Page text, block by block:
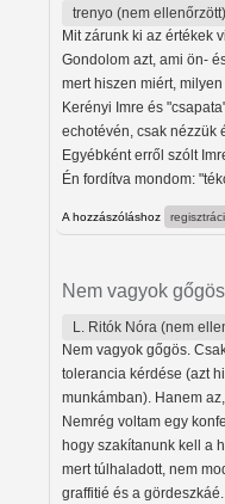
trenyo (nem ellenőrzött)
Mit zárunk ki az értékek
Gondolom azt, ami ön-
mert hiszen miért,
Kerényi Imre és
echotévén, csak nézzük
Egyébként erről szólt
Én fordítva mondom:
A hozzászóláshoz
Nem vagyok
L. Ritók Nóra (nem
Nem vagyok gőgös.
tolerancia kérdése (azt
munkámban). Hanem
Nemrég voltam egy
hogy szakítanunk kell a
mert túlhaladott, nem
graffitié és a